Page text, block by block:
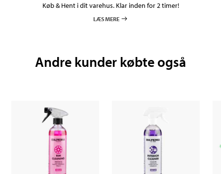
Køb & Hent i dit varehus. Klar inden for 2 timer!
LÆS MERE
Andre kunder købte også